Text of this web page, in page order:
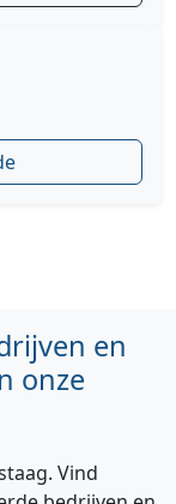
en
onze
Vind